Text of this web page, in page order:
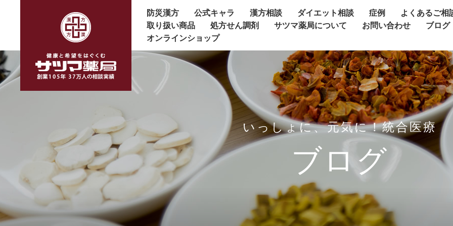
防災漢方 公式キャラ 漢方相談 ダイエット相談 症例
よくあるご相
取り扱い商品
処方せん調剤 サツマ薬局について お問い合わせ
ブログ
オンラインショップ
いっしょに、元気に！統合医療
ブログ